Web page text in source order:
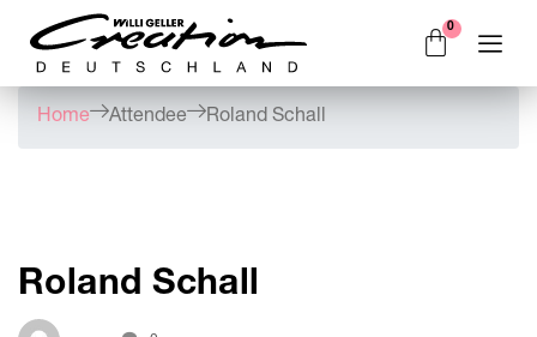
Home Attendee Roland Schall
Roland Schall